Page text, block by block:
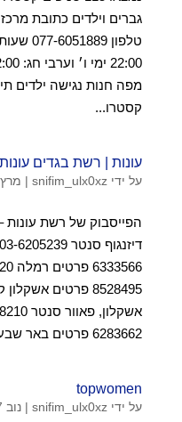
גברים וילדים כתובת
מפה חנות נגישה ילדים
קסטרו...
עונות | רשת בגדים עונות ONOT
על ידי snifim_ulx0xz
| מרץ 23, 2011
הפייסבוק של רשת
6283662 פרטים באר שבע,...
topwomen
על ידי snifim_ulx0xz
| נוב 17, 2009